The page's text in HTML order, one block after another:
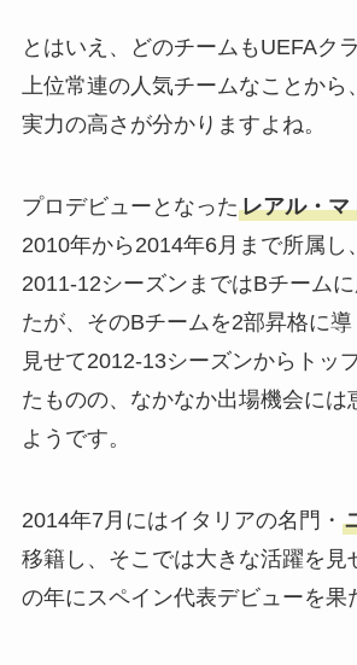
とはいえ、どのチームもUEFAク
上位常連の人気チームなことから
実力の高さが分かりますよね。
プロデビューとなったレアル・マ
2010年から2014年6月まで所属し
2011-12シーズンまではBチーム
たが、そのBチームを2部昇格に
見せて2012-13シーズンからトッ
たものの、なかなか出場機会には
ようです。
2014年7月にはイタリアの名門・
移籍し、そこでは大きな活躍を見
の年にスペイン代表デビューを果